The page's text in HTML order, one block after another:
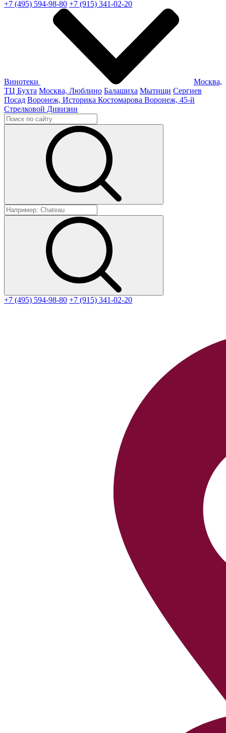
+7 (495) 594-98-80 +7 (915) 341-02-20
Винотеки
Москва,
ТЦ Бухта Москва, Люблино Балашиха Мытищи Сергиев
Посад Воронеж, Историка Костомарова Воронеж, 45-й
Стрелковой Дивизии
+7 (495) 594-98-80 +7 (915) 341-02-20